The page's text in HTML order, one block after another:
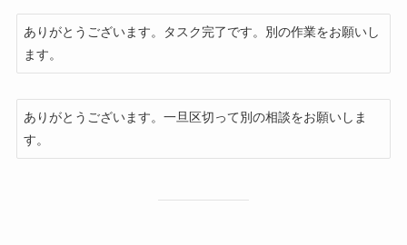
ありがとうございます。タスク完了です。別の作業をお願いし
ます。
ありがとうございます。一旦区切って別の相談をお願いしま
す。